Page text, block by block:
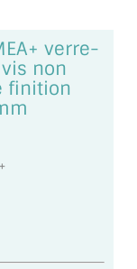
verre-
non
finition